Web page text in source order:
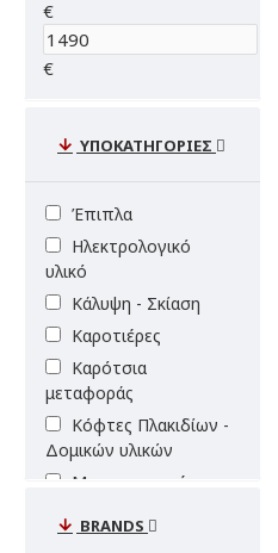
€
€
ΥΠΟΚΑΤΗΓΟΡΙΕΣ
Έπιπλα
Ηλεκτρολογικό
υλικό
Κάλυψη - Σκίαση
Καροτιέρες
Καρότσια
μεταφοράς
Κόφτες Πλακιδίων -
Δομικών υλικών
Μικροσυσκευές
Μπάνιο/Κουζίνα
BRANDS